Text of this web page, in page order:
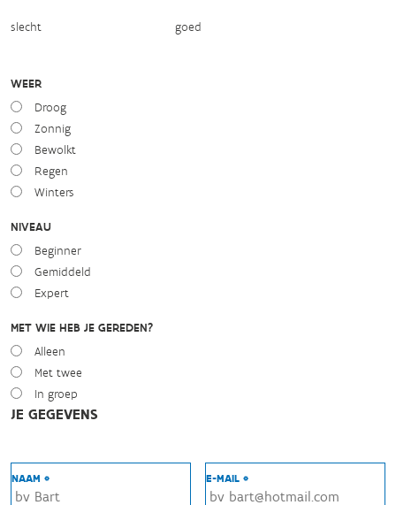
slecht goed
WEER
Droog
Zonnig
Bewolkt
Regen
Winters
NIVEAU
Beginner
Gemiddeld
Expert
MET WIE HEB JE GEREDEN?
Alleen
Met twee
In groep
JE GEGEVENS
NAAM * E-MAIL *